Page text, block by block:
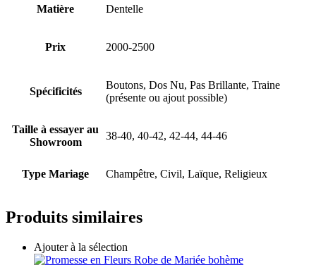
Matière Dentelle
Prix 2000-2500
Spécificités
Boutons, Dos Nu, Pas Brillante, Traine
(présente ou ajout possible)
Taille à essayer au
Showroom
38-40, 40-42, 42-44, 44-46
Type Mariage Champêtre, Civil, Laïque, Religieux
Produits similaires
Ajouter à la sélection